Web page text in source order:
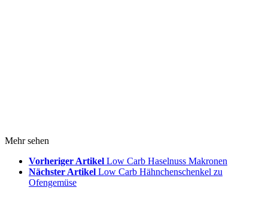
Mehr sehen
Vorheriger Artikel Low Carb Haselnuss Makronen
Nächster Artikel Low Carb Hähnchenschenkel zu
Ofengemüse